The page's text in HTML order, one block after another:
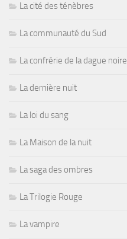
La cité des ténèbres
La communauté du Sud
La confrérie de la dague noire
La dernière nuit
La loi du sang
La Maison de la nuit
La saga des ombres
La Trilogie Rouge
La vampire